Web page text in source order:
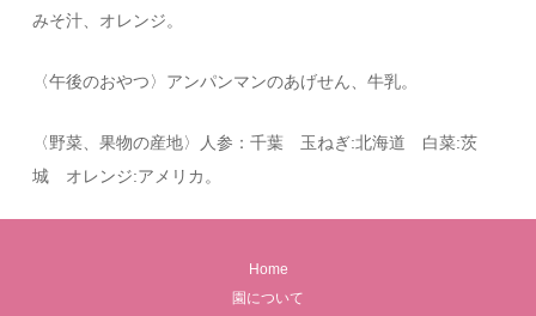
みそ汁、オレンジ。
〈午後のおやつ〉アンパンマンのあげせん、牛乳。
〈野菜、果物の産地〉人参：千葉 玉ねぎ:北海道 白菜:茨
城 オレンジ:アメリカ。
Home
園について